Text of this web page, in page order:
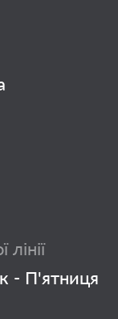
- П'ятниця